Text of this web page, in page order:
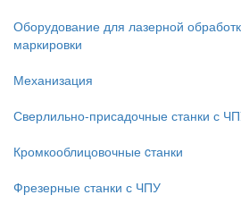
Оборудование для лазерной
маркировки
Механизация
Сверлильно-присадочные станки с
Кромкооблицовочные cтанки
Фрезерные станки с ЧПУ